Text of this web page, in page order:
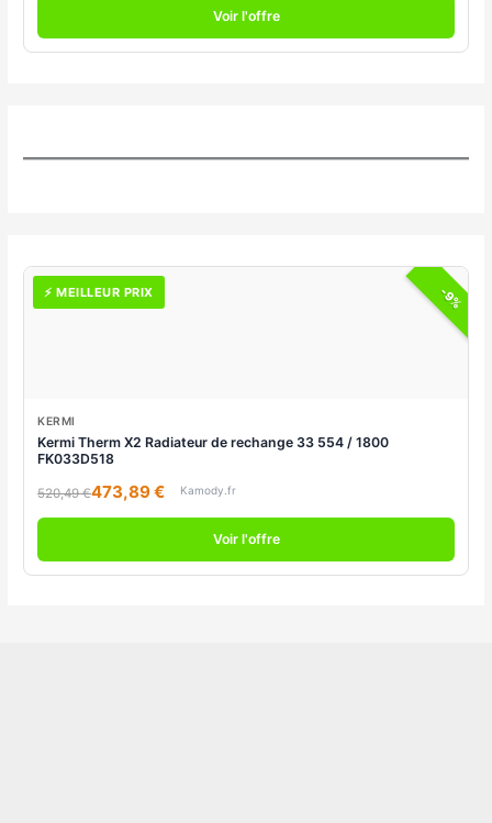
Voir l'offre
-9%
⚡ MEILLEUR PRIX
KERMI
Kermi Therm X2 Radiateur de rechange 33 554 / 1800
FK033D518
520,49 €473,89 € Kamody.fr
Voir l'offre